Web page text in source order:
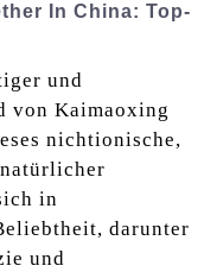
In China: Top-
und
von Kaimaoxing
nichtionische,
in
darunter
und